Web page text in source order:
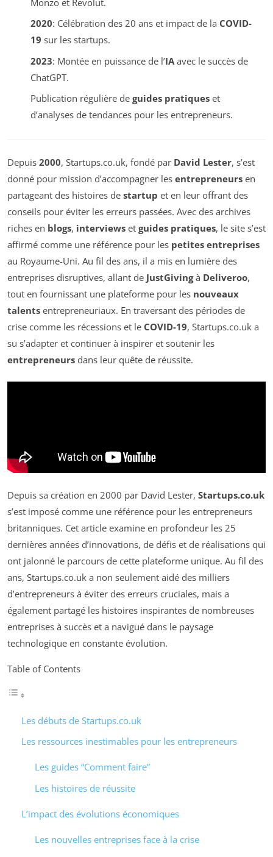
2020: Célébration des 20 ans et impact de la COVID-
19 sur les startups.
2023: Montée en puissance de l’IAavec le succès de
ChatGPT.
Publication régulière de guides pratiqueset
d’analyses de tendances pour les entrepreneurs.
Depuis 2000, Startups.co.uk, fondé par David Lester, s’est
donné pour mission d’accompagner les entrepreneurs en
partageant des histoires de startup et en leur offrant des
conseils pour éviter les erreurs passées. Avec des archives
riches en blogs, interviews et guides pratiques, le site s’est
affirmé comme une référence pour les petites entreprises
au Royaume-Uni. Au fil des ans, il a mis en lumière des
entreprises disruptives, allant de JustGivingà Deliveroo,
tout en fournissant une plateforme pour les nouveaux
talents entrepreneuriaux. En traversant des périodes de
crise comme les récessions et le COVID-19, Startups.co.uk a
su s’adapter et continuer à inspirer et soutenir les
entrepreneurs dans leur quête de réussite.
Depuis sa création en 2000 par David Lester, Startups.co.uk
s’est imposé comme une référence pour les entrepreneurs
britanniques. Cet article examine en profondeur les 25
dernières années d’innovations, de défis et de réalisations qui
ont jalonné le parcours de cette plateforme unique. Au fil des
ans, Startups.co.uk a non seulement aidé des milliers
d’entrepreneurs à éviter des erreurs cruciales, mais a
également partagé les histoires inspirantes de nombreuses
entreprises à succès et a navigué dans le paysage
technologique en constante évolution.
Table of Contents
Les débuts de Startups.co.uk
Les ressources inestimables pour les entrepreneurs
Les guides “Comment faire”
Les histoires de réussite
L’impact des évolutions économiques
Les nouvelles entreprises face à la crise